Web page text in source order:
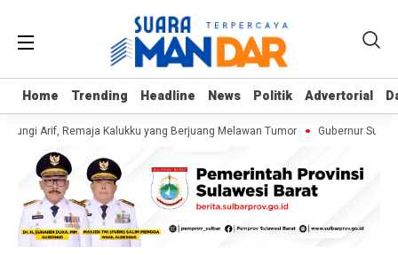
Home Trending Headline News Politik Advertorial
Home Trending Headline News Politik Advertorial
Arif, Remaja Kalukku yang Berjuang Melawan Tumor Gubernur Suhardi